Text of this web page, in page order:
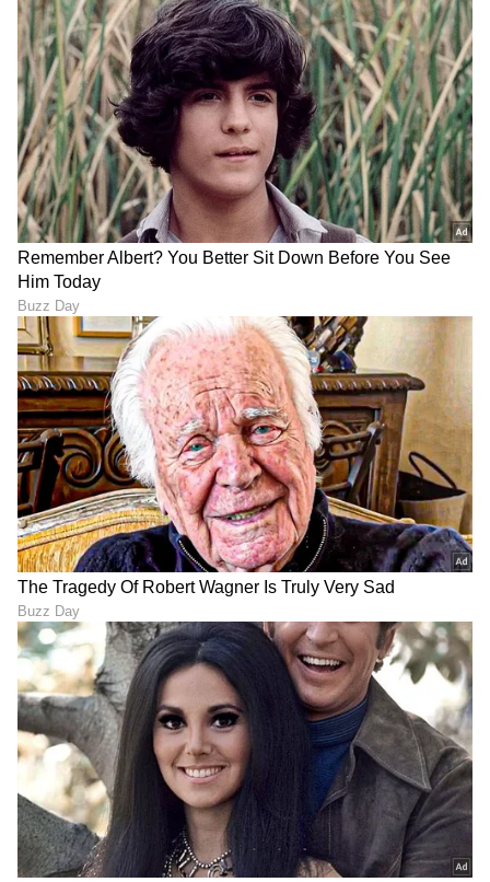
ABOUT THE AUTHOR
GK Gowthami K
ಒನ್ ಇಂಡಿಯಾ, ಡೈಲಿಹಂಟ್‌, ವಿಜಯ ಕರ್ನಾಟಕ ವೆಬ್‌, ಈಗ
ಏಷ್ಯಾನೆಟ್ ಕನ್ನಡ ಸೇರಿ 10 ವರ್ಷಗಳಿಂದಲೂ ಡಿಜಿಟಲ್
ಮಾಧ್ಯಮದಲ್ಲಿದ್ದೇನೆ. ಉಜಿರೆಯ ಎಸ್‌ಡಿಎಂನಲ್ಲಿ ಪತ್ರಿಕೋದ್ಯಮದಲ್ಲಿ
ಸ್ನಾತಕೋತ್ತರ ಪದವಿಯಾಗಿದೆ. ಸುಳ್ಯ ತಾಲೂಕಿನ ಕುಕ್ಕುಜಡ್ಕದವಳು.
ಉದ್ಯೋಗ, ರಾಜಕೀಯ, ದೇಶ-ವಿದೇಶ, ವಿಜ್ಞಾನ ಮತ್ತು ವಾಣಿಜ್ಯ,
ಸಿನೆಮಾವೆಂದರೆ ಹೆಚ್ಚು ಆಸಕ್ತಿ. ಹಿನ್ನೆಲೆ ಧ್ವನಿ ನೀಡುವುದು ಹವ್ಯಾಸ.
ಯೋಗೇಶ್ ಗೌಡ ಕೊಲೆ ಕರ್ನಾಟಕ ಸುದ್ದಿ ವಿನಯ್ ಕುಲಕರ್ಣಿ ಕೇಂದ್ರೀಯ ತನಿಖಾ
DOWNLOAD APP
RECOMMENDED STORIES